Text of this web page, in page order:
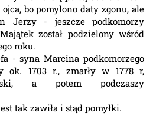
bo pomylono daty zgonu, ale
Jerzy - jeszcze podkomorzy
został podzielony wśród
roku.
- syna Marcina podkomorzego
ok. 1703 r., zmarły w 1778 r,
a potem podczaszy
tak zawiła i stąd pomyłki.